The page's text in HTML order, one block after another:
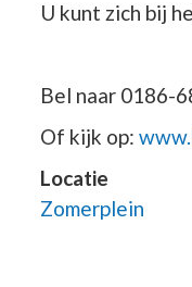
U kunt zich bij
Bel naar 0186-
Of kijk op:
Locatie
Zomerplein